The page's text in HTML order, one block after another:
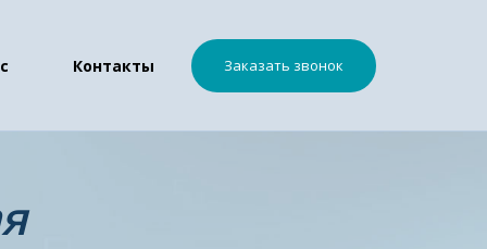
Контакты Заказать звонок